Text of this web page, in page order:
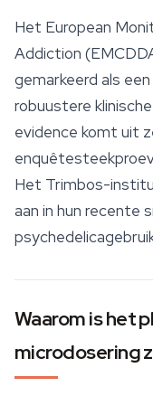
Het European
Addiction
gemarkeerd als
robuustere
evidence komt uit
Het Trimbos-
aan in hun recente
Waarom is het
microdosering